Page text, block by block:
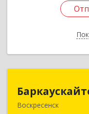
Воскресенск
140222,